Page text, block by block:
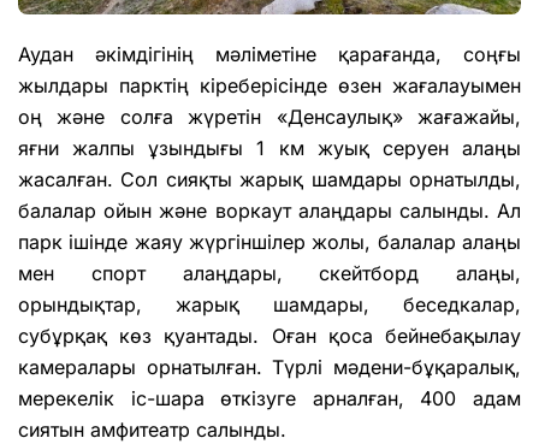
Аудан әкімдігінің мәліметіне қарағанда, соңғы
жылдары парктің кіреберісінде өзен жағалауымен
оң және солға жүретін «Денсаулық» жағажайы,
яғни жалпы ұзындығы 1 км жуық серуен алаңы
жасалған. Сол сияқты жарық шамдары орнатылды,
балалар ойын және воркаут алаңдары салынды. Ал
парк ішінде жаяу жүргіншілер жолы, балалар алаңы
мен спорт алаңдары, скейтборд алаңы,
орындықтар, жарық шамдары, беседкалар,
субұрқақ көз қуантады. Оған қоса бейнебақылау
камералары орнатылған. Түрлі мәдени-бұқаралық,
мерекелік іс-шара өткізуге арналған, 400 адам
сиятын амфитеатр салынды.